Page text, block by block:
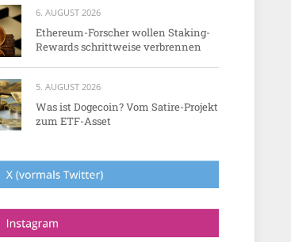
6. AUGUST 2026
Ethereum-Forscher wollen Staking-
Rewards schrittweise verbrennen
5. AUGUST 2026
Was ist Dogecoin? Vom Satire-Projekt
zum ETF-Asset